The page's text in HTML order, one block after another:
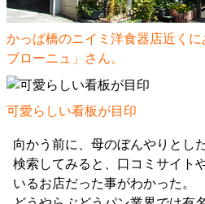
かっぱ橋のニイミ洋食器店近くに
ブローニュ」さん。
可愛らしい看板が目印
向かう前に、母のぼんやりとし
検索してみると、口コミサイト
いるお店だった事がわかった。